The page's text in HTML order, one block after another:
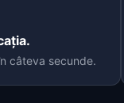
câteva secunde.